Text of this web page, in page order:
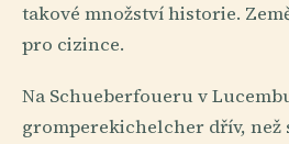
takové množství historie.
pro cizince.
Na Schueberfoueru v
gromperekichelcher dřív, než